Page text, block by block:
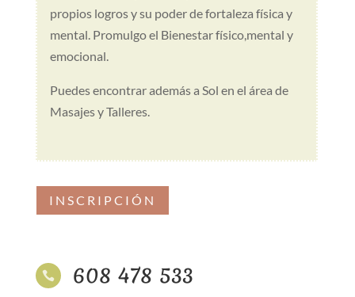
propios logros y su poder de fortaleza física y
mental. Promulgo el Bienestar físico,mental y
emocional.
Puedes encontrar además a Sol en el área de
Masajes y Talleres.
INSCRIPCIÓN
 608 478 533